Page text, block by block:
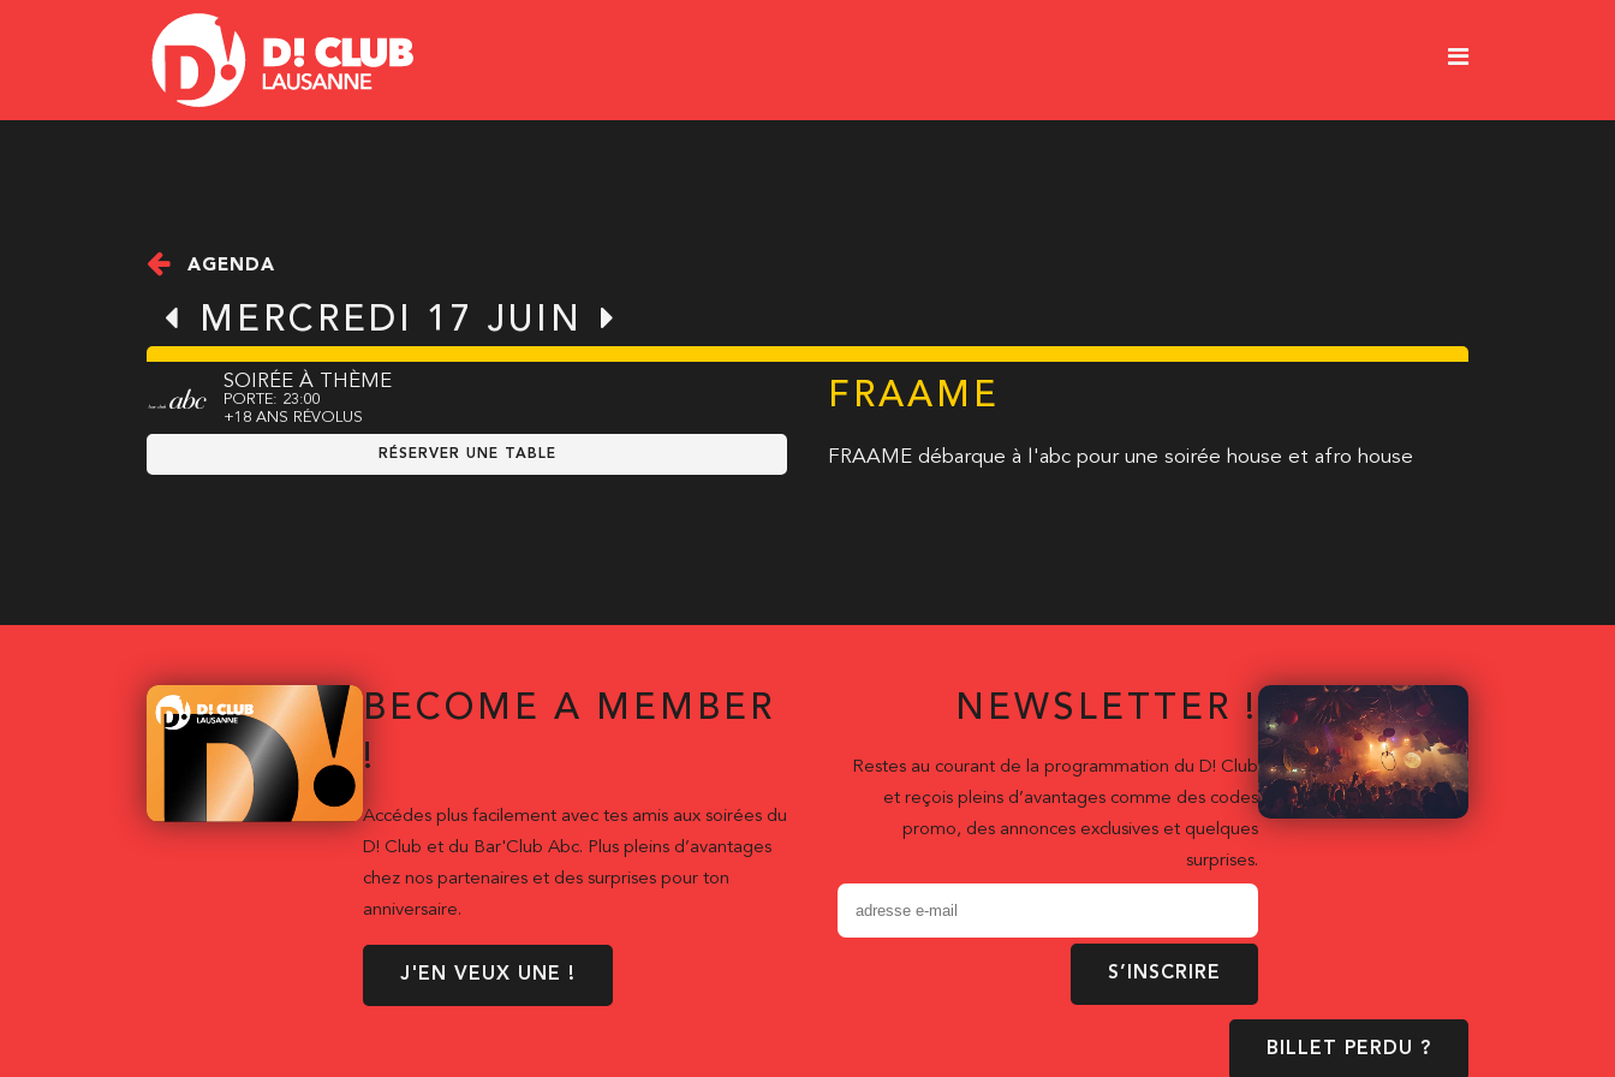
AGENDA
MERCREDI 17 JUIN
SOIRÉE À THÈME
PORTE: 23:00
+18 ANS RÉVOLUS
RÉSERVER UNE TABLE
FRAAME
FRAAME débarque à l'abc pour une soirée house et afro house
BECOME A MEMBER
!
Accédes plus facilement avec tes amis aux soirées du
D! Club et du Bar'Club Abc. Plus pleins d’avantages
chez nos partenaires et des surprises pour ton
anniversaire.
J'EN VEUX UNE !
NEWSLETTER !
Restes au courant de la programmation du D! Club
et reçois pleins d’avantages comme des codes
promo, des annonces exclusives et quelques
surprises.
S’INSCRIRE
BILLET PERDU ?